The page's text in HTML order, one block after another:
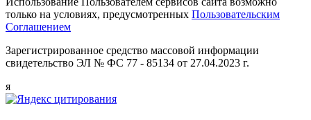
только на условиях, предусмотренных Пользовательским
Соглашением
Зарегистрированное средство массовой информации
свидетельство ЭЛ № ФС 77 - 85134 от 27.04.2023 г.
я